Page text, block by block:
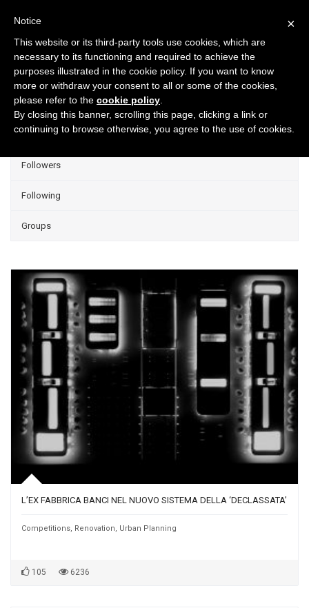
Projects
Group Projects
Liked
Followers
Following
Groups
L’EX FABBRICA BANCI NEL NUOVO SISTEMA DELLA ‘DECLASSATA’
Competitions, Renovation, Urban Planning
105 6236
×
Notice
This website or its third-party tools use cookies, which are
necessary to its functioning and required to achieve the
purposes illustrated in the cookie policy. If you want to know
more or withdraw your consent to all or some of the cookies,
please refer to the cookie policy
By closing this banner, scrolling this page, clicking a link or
continuing to browse otherwise, you agree to the use of cookies.